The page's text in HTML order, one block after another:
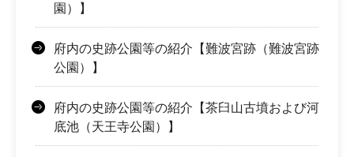
園）】
府内の史跡公園等の紹介【難波宮跡（難波宮跡
公園）】
府内の史跡公園等の紹介【茶臼山古墳および河
底池（天王寺公園）】